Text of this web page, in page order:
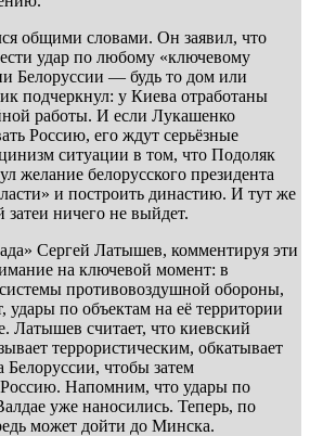
общими словами. Он заявил, что
удар по любому «ключевому
Белоруссии — будь то дом или
подчеркнул: у Киева отработаны
работы. И если Лукашенко
Россию, его ждут серьёзные
ситуации в том, что Подоляк
желание белорусского президента
и построить династию. И тут же
затеи ничего не выйдет.
Сергей Латышев, комментируя эти
на ключевой момент: в
противовоздушной обороны,
удары по объектам на её территории
Латышев считает, что киевский
террористическим, обкатывает
чтобы затем
Россию. Напомним, что удары по
уже наносились. Теперь, по
может дойти до Минска.